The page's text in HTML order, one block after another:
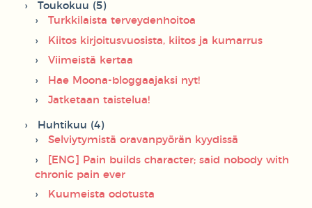
Toukokuu (5)
Turkkilaista terveydenhoitoa
Kiitos kirjoitusvuosista, kiitos ja kumarrus
Viimeistä kertaa
Hae Moona-bloggaajaksi nyt!
Jatketaan taistelua!
Huhtikuu (4)
Selviytymistä oravanpyörän kyydissä
[ENG] Pain builds character; said nobody with
chronic pain ever
Kuumeista odotusta